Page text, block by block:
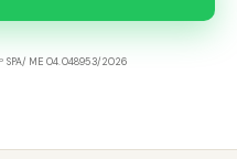
ME 04.048953/2026